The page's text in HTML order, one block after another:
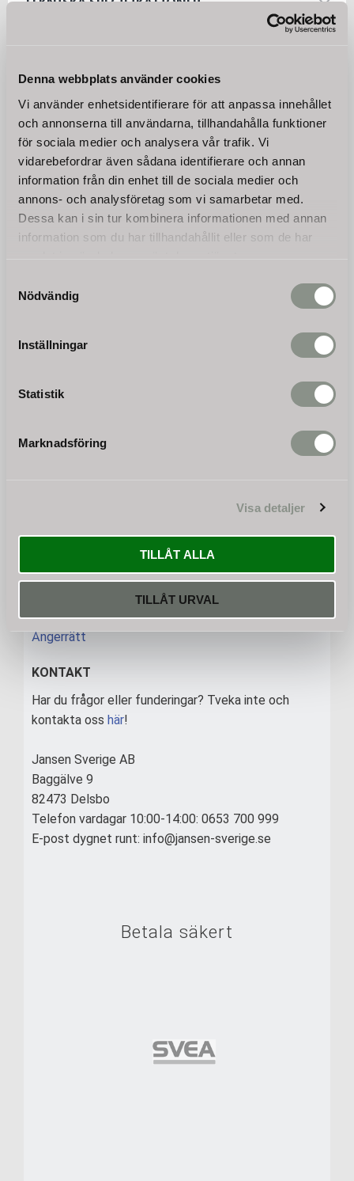
Denna webbplats använder cookies
Vi använder enhetsidentifierare för att anpassa innehållet
och annonserna till användarna, tillhandahålla funktioner
för sociala medier och analysera vår trafik. Vi
vidarebefordrar även sådana identifierare och annan
information från din enhet till de sociala medier och
annons- och analysföretag som vi samarbetar med.
Dessa kan i sin tur kombinera informationen med annan
information som du har tillhandahållit eller som de har
samlat in när du har använt deras tjänster.
Nödvändig
Inställningar
Statistik
Marknadsföring
Visa detaljer
TILLÅT ALLA
TILLÅT URVAL
Du
Bli den första att lämna ett omdöme.
integritetspolicy.
Leveransinformation
Garanti och reklamation
Maskininformation
Ångerrätt
KONTAKT
Har du frågor eller funderingar? Tveka inte och
kontakta oss här!
Jansen Sverige AB
Baggälve 9
82473 Delsbo
Telefon vardagar 10:00-14:00: 0653 700 999
E-post dygnet runt: info@jansen-sverige.se
Betala säkert